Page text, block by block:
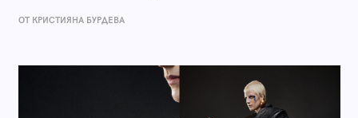
ОТ КРИСТИЯНА БУРДЕВА